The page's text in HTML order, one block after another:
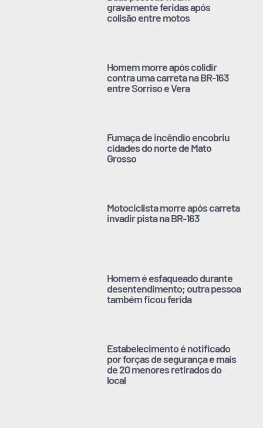
gravemente feridas após
colisão entre motos
Homem morre após colidir
contra uma carreta na BR-163
entre Sorriso e Vera
Fumaça de incêndio encobriu
cidades do norte de Mato
Grosso
Motociclista morre após carreta
invadir pista na BR-163
Homem é esfaqueado durante
desentendimento; outra pessoa
também ficou ferida
Estabelecimento é notificado
por forças de segurança e mais
de 20 menores retirados do
local